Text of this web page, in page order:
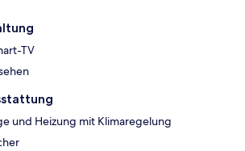
TV
und Heizung mit Klimaregelung